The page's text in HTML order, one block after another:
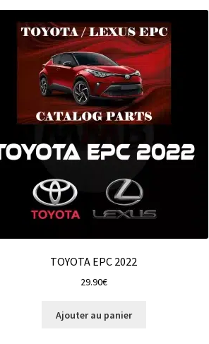
TOYOTA EPC 2022
29.90€
Ajouter au panier